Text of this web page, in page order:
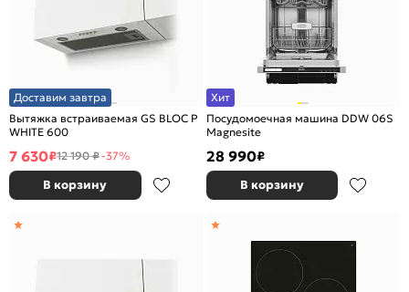
Доставим завтра
Вытяжка встраиваемая GS BLOC P
WHITE 600
7 630₽12 190 ₽-37%
В корзину
Хит
Посудомоечная машина DDW 06S
Magnesite
28 990₽
В корзину